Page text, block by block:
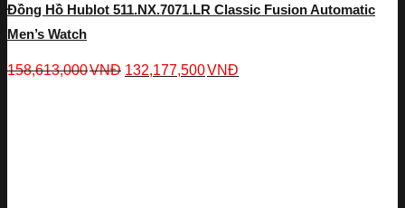
Đồng Hồ Hublot 511.NX.7071.LR Classic Fusion Automatic
Men’s Watch
158,613,000VNĐ 132,177,500VNĐ